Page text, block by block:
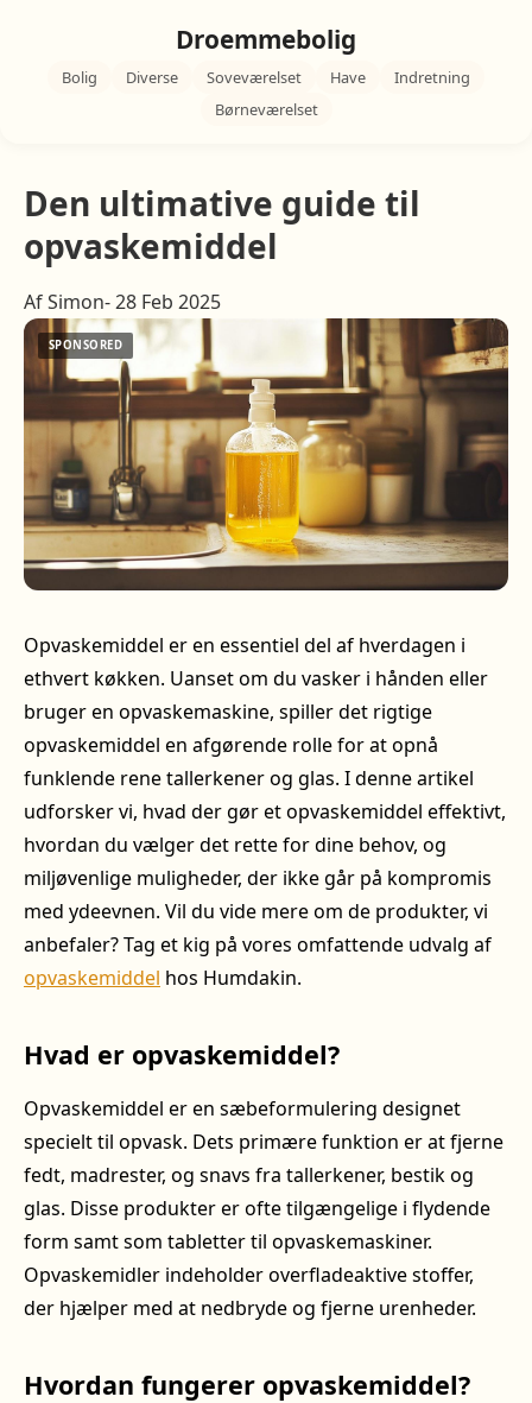
Droemmebolig
Bolig Diverse Soveværelset Have
Indretning
Børneværelset
Den ultimative guide til
opvaskemiddel
Af Simon- 28 Feb 2025
Opvaskemiddel er en essentiel del af hverdagen i
ethvert køkken. Uanset om du vasker i hånden eller
bruger en opvaskemaskine, spiller det rigtige
opvaskemiddel en afgørende rolle for at opnå
funklende rene tallerkener og glas. I denne artikel
udforsker vi, hvad der gør et opvaskemiddel effektivt,
hvordan du vælger det rette for dine behov, og
miljøvenlige muligheder, der ikke går på kompromis
med ydeevnen. Vil du vide mere om de produkter, vi
anbefaler? Tag et kig på vores omfattende udvalg af
opvaskemiddel hos Humdakin.
Hvad er opvaskemiddel?
Opvaskemiddel er en sæbeformulering designet
specielt til opvask. Dets primære funktion er at fjerne
fedt, madrester, og snavs fra tallerkener, bestik og
glas. Disse produkter er ofte tilgængelige i flydende
form samt som tabletter til opvaskemaskiner.
Opvaskemidler indeholder overfladeaktive stoffer,
der hjælper med at nedbryde og fjerne urenheder.
Hvordan fungerer opvaskemiddel?